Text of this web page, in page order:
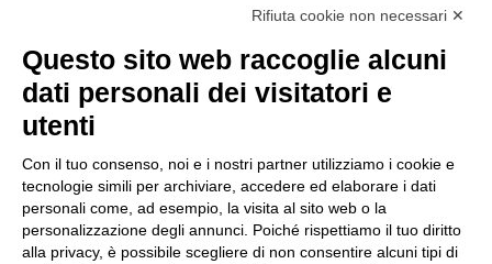
ESSENCE WINTER flacone 750 ml
Rifiuta cookie non necessari ✕
Questo sito web raccoglie alcuni
dati personali dei visitatori e
utenti
Con il tuo consenso, noi e i nostri partner utilizziamo i cookie e
tecnologie simili per archiviare, accedere ed elaborare i dati
personali come, ad esempio, la visita al sito web o la
personalizzazione degli annunci. Poiché rispettiamo il tuo diritto
alla privacy, è possibile scegliere di non consentire alcuni tipi di